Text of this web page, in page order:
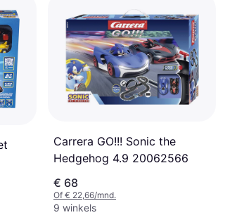
Carrera GO!!! Sonic the
Hedgehog 4.9 20062566
€ 68
Of € 22,66/mnd.
9 winkels